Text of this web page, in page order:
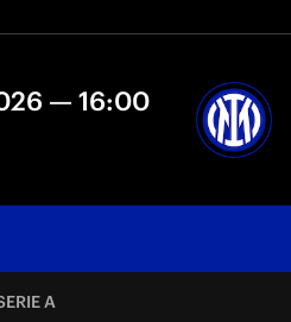
— 16:00
A